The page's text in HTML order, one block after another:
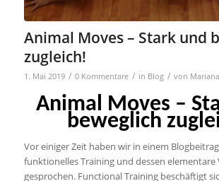
Animal Moves – Stark und
zugleich!
1. Mai 2019 / 0 Kommentare / in Blog / von
Animal Moves –
beweglich
Vor einiger Zeit haben wir in einem
funktionelles Training und dessen elementare
gesprochen. Functional Training beschäftigt